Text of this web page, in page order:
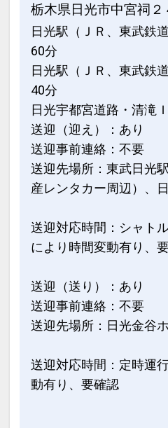
栃木県日光市中宮祠２
日光駅（ＪＲ、東武鉄
60分
日光駅（ＪＲ、東武鉄
40分
日光宇都宮道路・清滝
送迎（迎え）：あり
送迎事前連絡：不要
送迎先場所：東武日光
産レンタカー周辺）、
送迎対応時間：シャト
により時間変動有り、
送迎（送り）：あり
送迎事前連絡：不要
送迎先場所：日光金谷
送迎対応時間：定時運
動有り、要確認